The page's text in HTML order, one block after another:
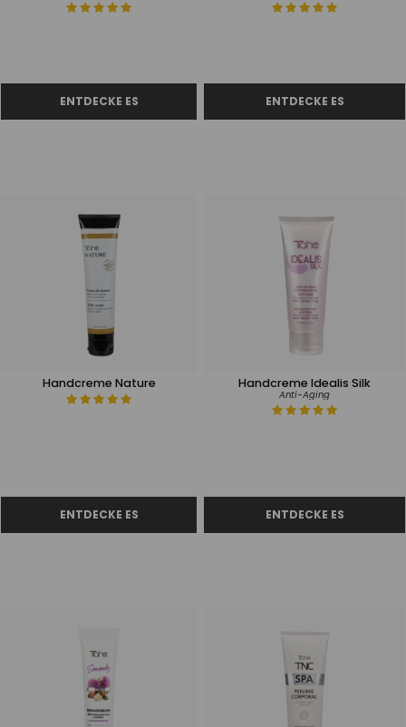
Handcreme Nature Handcreme Idealis Silk
Anti-Aging